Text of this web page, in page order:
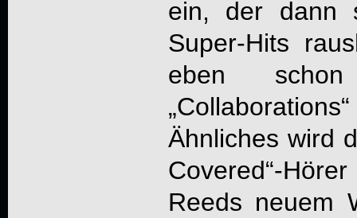
ein, der dann
Super-Hits
eben
Ähnliches wird
Covered“-
Reeds neuem